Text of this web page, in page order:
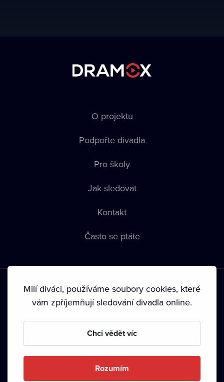
O projektu
Podpořte divadla
Pro školy
Jak sledovat
Kontakt
Často se ptáte
Podmínky používání • Ochrana soukromí • Zásady používání
• Autorská práva•
Milí diváci, používáme soubory cookies, které
vám zpříjemňují sledování divadla online.
Chci vědět víc
Rozumím